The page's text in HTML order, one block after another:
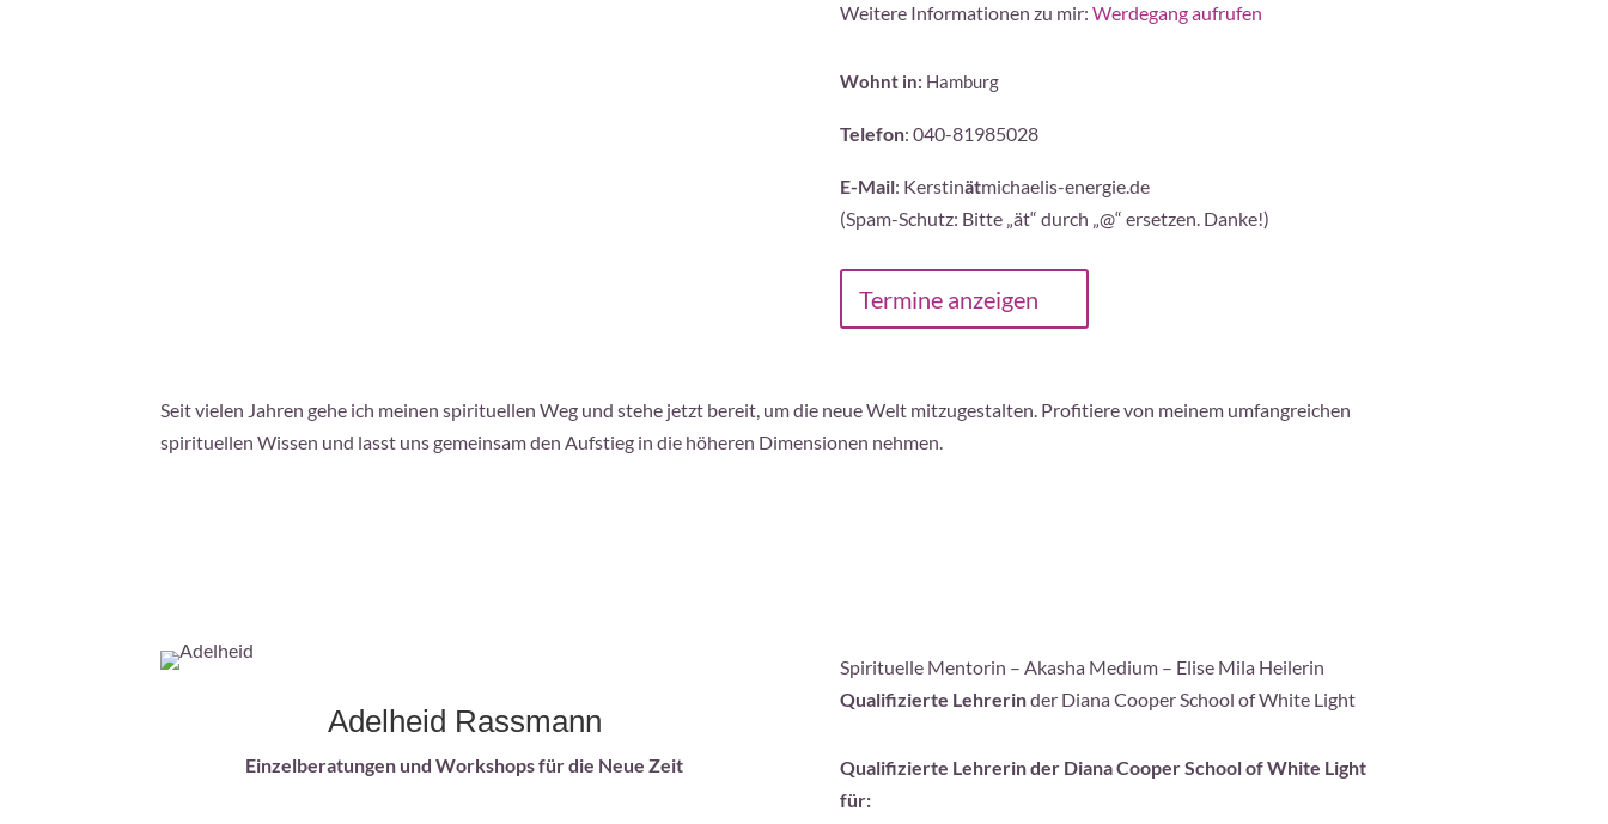
Weitere Informationen zu mir: Werdegang aufrufen
Wohnt in: Hamburg
Telefon: 040-81985028‬
E-Mail: Kerstinätmichaelis-energie.de
(Spam-Schutz: Bitte „ät“ durch „@“ ersetzen. Danke!)
Termine anzeigen
Seit vielen Jahren gehe ich meinen spirituellen Weg und stehe jetzt bereit, um die neue Welt mitzugestalten. Profitiere von meinem umfangreichen
spirituellen Wissen und lasst uns gemeinsam den Aufstieg in die höheren Dimensionen nehmen.
Adelheid Rassmann
Einzelberatungen und Workshops für die Neue Zeit
Spirituelle Mentorin – Akasha Medium – Elise Mila Heilerin
Qualifizierte Lehrerinder Diana Cooper School of White Light
Qualifizierte Lehrerin der Diana Cooper School of White Light
für: